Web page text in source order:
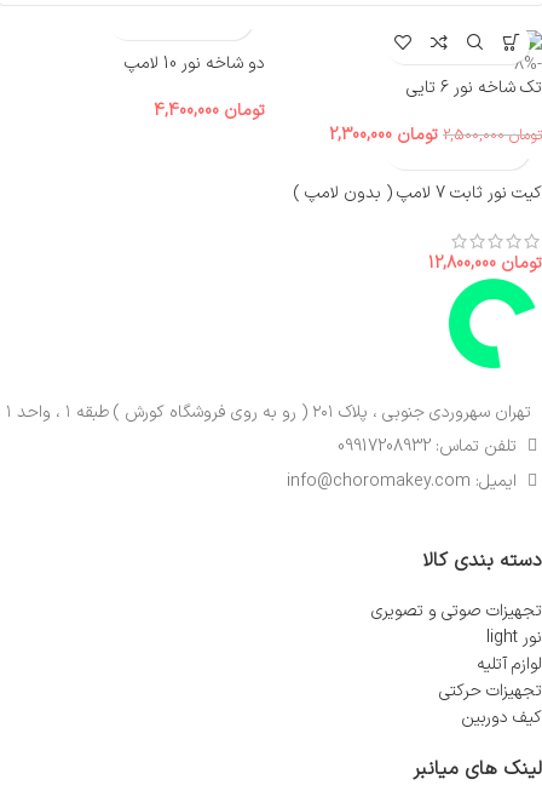
-8%
تک شاخه نور ۶ تایی
تومان2,500,000 تومان
دو شاخه نور 10 لامپ
تومان
کیت نور ثابت 7 لامپ ( بدون لامپ )
تومان
تهران سهروردی جنوبی ، پلاک ۲۰۱ ( رو به روی فروشگاه کورش ) طبقه ۱ ، واحد ۱
تلفن تماس: 09917208932
ایمیل: info@choromakey.com
دسته بندی کالا
تجهیزات صوتی و تصویری
نور light
لوازم آتلیه
تجهیزات حرکتی
کیف دوربین
لینک های میانبر